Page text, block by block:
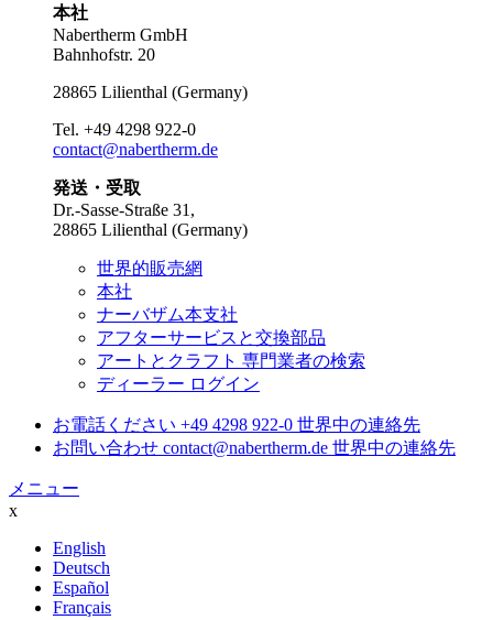
本社
Nabertherm GmbH
Bahnhofstr. 20
28865 Lilienthal (Germany)
Tel. +49 4298 922-0
contact@nabertherm.de
発送・受取
Dr.-Sasse-Straße 31,
28865 Lilienthal (Germany)
世界的販売網
本社
ナーバザム本支社
アフターサービスと交換部品
アートとクラフト 専門業者の検索
ディーラー ログイン
お電話ください +49 4298 922-0 世界中の連絡先
お問い合わせ contact@nabertherm.de 世界中の連絡先
メニュー
x
English
Deutsch
Español
Français